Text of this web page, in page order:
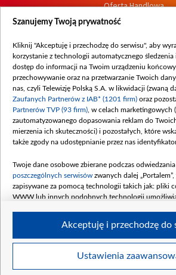
Oferta Handlowa
Dostępność
Procedura zgłoszeń
Szanujemy Twoją prywatność
Kliknij "Akceptuję i przechodzę do serwisu", aby
korzystanie z technologii automatycznego śledzenia
dostęp do informacji na Twoim urządzeniu
przechowywanie oraz na przetwarzanie Twoich
nas, czyli Telewizję Polską S.A. w likwidacji (zwaną
Zaufanych Partnerów z IAB* (1201 firm) oraz
Partnerów TVP (93 firm) , w celach marketingowych
zautomatyzowanego dopasowania reklam do
mierzenia ich skuteczności) i pozostałych, które
także zgody na udostępnianie przez nas
Twoje dane osobowe zbierane podczas
poszczególnych serwisów zwanych dalej
zapisywane za pomocą technologii takich jak: pliki
WWW lub innych podobnych technologii
Twoje dane osobowe zbierane podczas odwiedzania
Ustawienia
Akceptuję i przechodzę do